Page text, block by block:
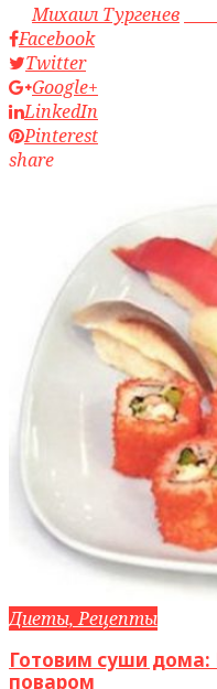
byМихаил Тургенев
Facebook
Twitter
Google+
LinkedIn
Pinterest
share
Диеты, Рецепты
Готовим суши дома:
поваром